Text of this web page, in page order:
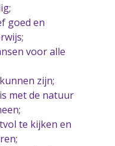
goed en
voor alle
zijn;
met de natuur
te kijken en